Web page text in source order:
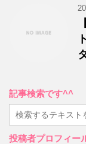
記事検索です^^
投稿者プロフィー